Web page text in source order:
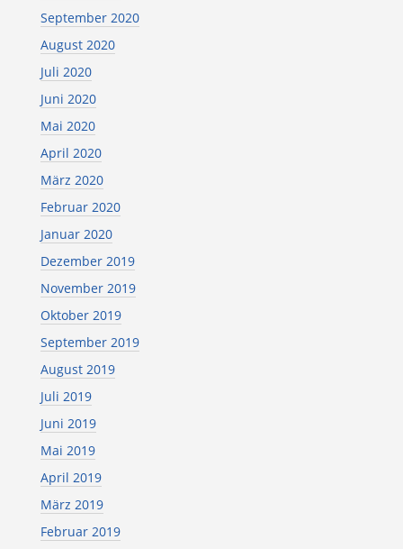
September 2020
August 2020
Juli 2020
Juni 2020
Mai 2020
April 2020
März 2020
Februar 2020
Januar 2020
Dezember 2019
November 2019
Oktober 2019
September 2019
August 2019
Juli 2019
Juni 2019
Mai 2019
April 2019
März 2019
Februar 2019